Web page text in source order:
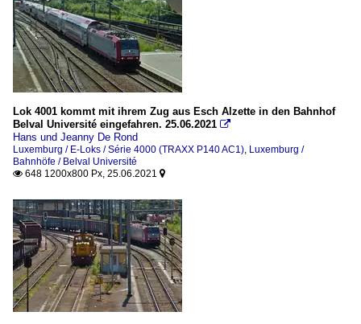
Lok 4001 kommt mit ihrem Zug aus Esch Alzette in den Bahnhof
Belval Université eingefahren. 25.06.2021 
Hans und Jeanny De Rond
Luxemburg / E-Loks / Série 4000 (TRAXX P140 AC1), Luxemburg /
Bahnhöfe / Belval Université
 648 1200x800 Px, 25.06.2021 